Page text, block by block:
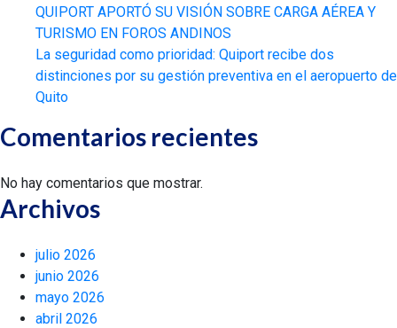
QUIPORT APORTÓ SU VISIÓN SOBRE CARGA AÉREA Y
TURISMO EN FOROS ANDINOS
La seguridad como prioridad: Quiport recibe dos
distinciones por su gestión preventiva en el aeropuerto de
Quito
Comentarios recientes
No hay comentarios que mostrar.
Archivos
julio 2026
junio 2026
mayo 2026
abril 2026